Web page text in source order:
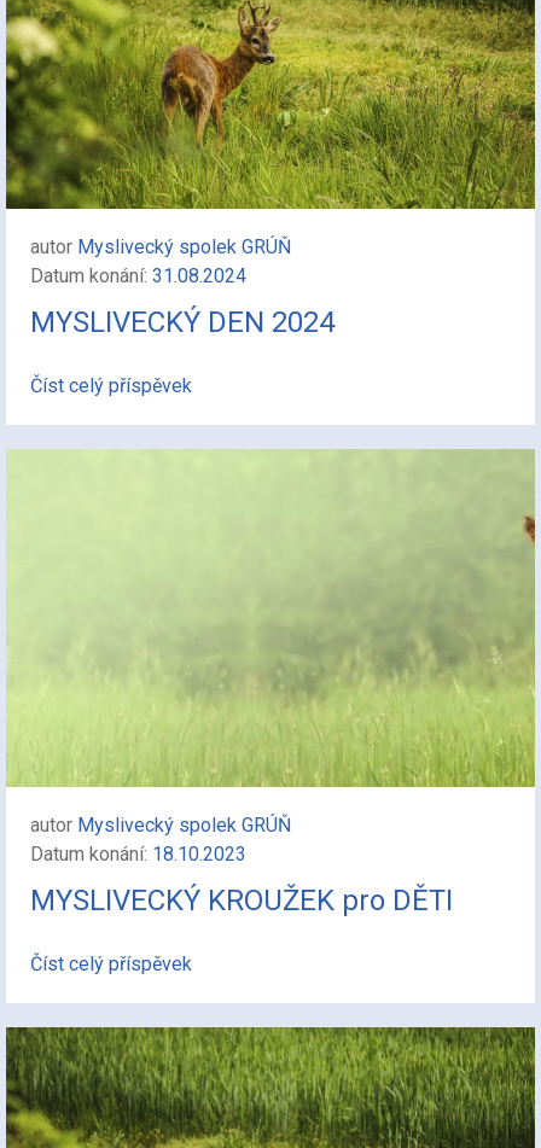
autor Myslivecký spolek GRÚŇ
Datum konání: 31.08.2024
MYSLIVECKÝ DEN 2024
Číst celý příspěvek
autor Myslivecký spolek GRÚŇ
Datum konání: 18.10.2023
MYSLIVECKÝ KROUŽEK pro DĚTI
Číst celý příspěvek